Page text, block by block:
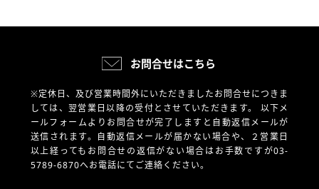
お問合せはこちら
※定休日、及び営業時間外にいただきましたお問合せにつきま
しては、翌営業日以降の受付とさせていただきます。 以下メ
ールフォームよりお問合せが完了しますと自動返信メールが
送信されます。自動返信メールが届かない場合や、
２営業日
以上経ってもお問合せの返信がない場合はお手数ですが03-
5789-6870へお電話にてご連絡ください。